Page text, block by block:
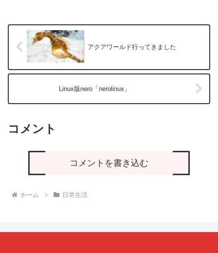
アクアワールド行ってきました
Linux版nero「nerolinux」
コメント
コメントを書き込む
ホーム 日常生活